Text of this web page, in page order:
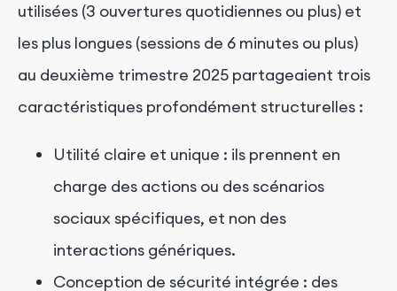
utilisées (3 ouvertures quotidiennes ou plus) et
les plus longues (sessions de 6 minutes ou plus)
au deuxième trimestre 2025 partageaient trois
caractéristiques profondément structurelles :
Utilité claire et unique : ils prennent en
charge des actions ou des scénarios
sociaux spécifiques, et non des
interactions génériques.
Conception de sécurité intégrée : des